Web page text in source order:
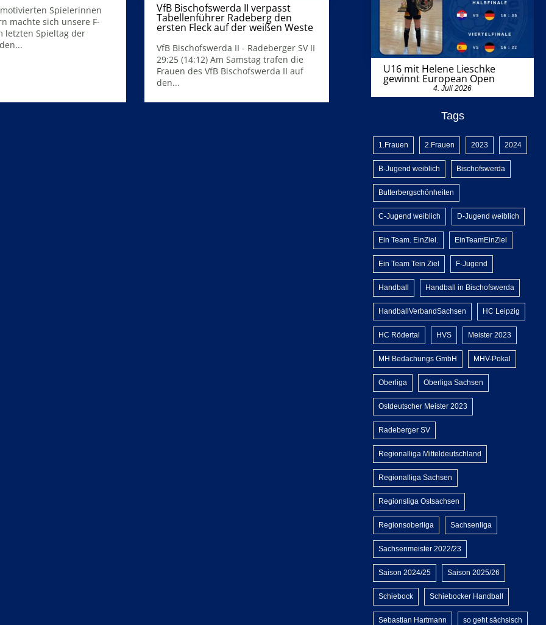
Spielerinnen
machte sich unsere F-
letzten Spieltag der
VfB Bischofswerda II verpasst
Tabellenführer Radeberg den
ersten Fleck auf der weißen Weste
VfB Bischofswerda II - Radeberger SV II
29:25 (14:12) Am Samstag trafen die
Frauen des VfB Bischofswerda II auf
den...
U16 mit Helene Lieschke
gewinnt European Open
4. Juli 2026
Tags
1.Frauen 2.Frauen 2023 2024
B-Jugend weiblich Bischofswerda
Butterbergschönheiten
C-Jugend weiblich D-Jugend weiblich
Ein Team. EinZiel. EinTeamEinZiel
Ein Team Tein Ziel F-Jugend
Handball Handball in Bischofswerda
HandballVerbandSachsen HC Leipzig
HC Rödertal HVS Meister 2023
MH Bedachungs GmbH MHV-Pokal
Oberliga Oberliga Sachsen
Ostdeutscher Meister 2023
Radeberger SV
Regionalliga Mitteldeutschland
Regionalliga Sachsen
Regionsliga Ostsachsen
Regionsoberliga Sachsenliga
Sachsenmeister 2022/23
Saison 2024/25 Saison 2025/26
Schiebock Schiebocker Handball
Sebastian Hartmann so geht sächsisch